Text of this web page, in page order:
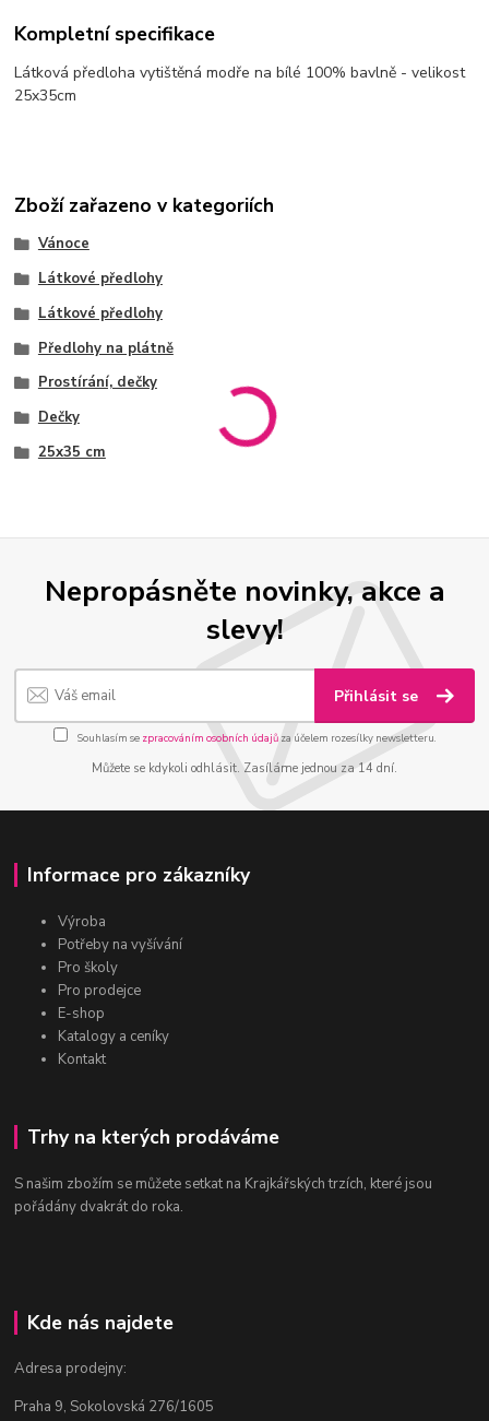
Kompletní specifikace
Látková předloha vytištěná modře na bílé 100% bavlně - velikost
25x35cm
Zboží zařazeno v kategoriích
Vánoce
Látkové předlohy
Látkové předlohy
Předlohy na plátně
Prostírání, dečky
Dečky
25x35 cm
Nepropásněte novinky, akce a
slevy!
Přihlásit se
Souhlasím se zpracováním osobních údajůza účelem rozesílky newsletteru.
Můžete se kdykoli odhlásit. Zasíláme jednou za 14 dní.
Informace pro zákazníky
Výroba
Potřeby na vyšívání
Pro školy
Pro prodejce
E-shop
Katalogy a ceníky
Kontakt
Trhy na kterých prodáváme
S našim zbožím se můžete setkat na Krajkářských trzích, které jsou
pořádány dvakrát do roka.
Kde nás najdete
Adresa prodejny:
Praha 9, Sokolovská 276/1605